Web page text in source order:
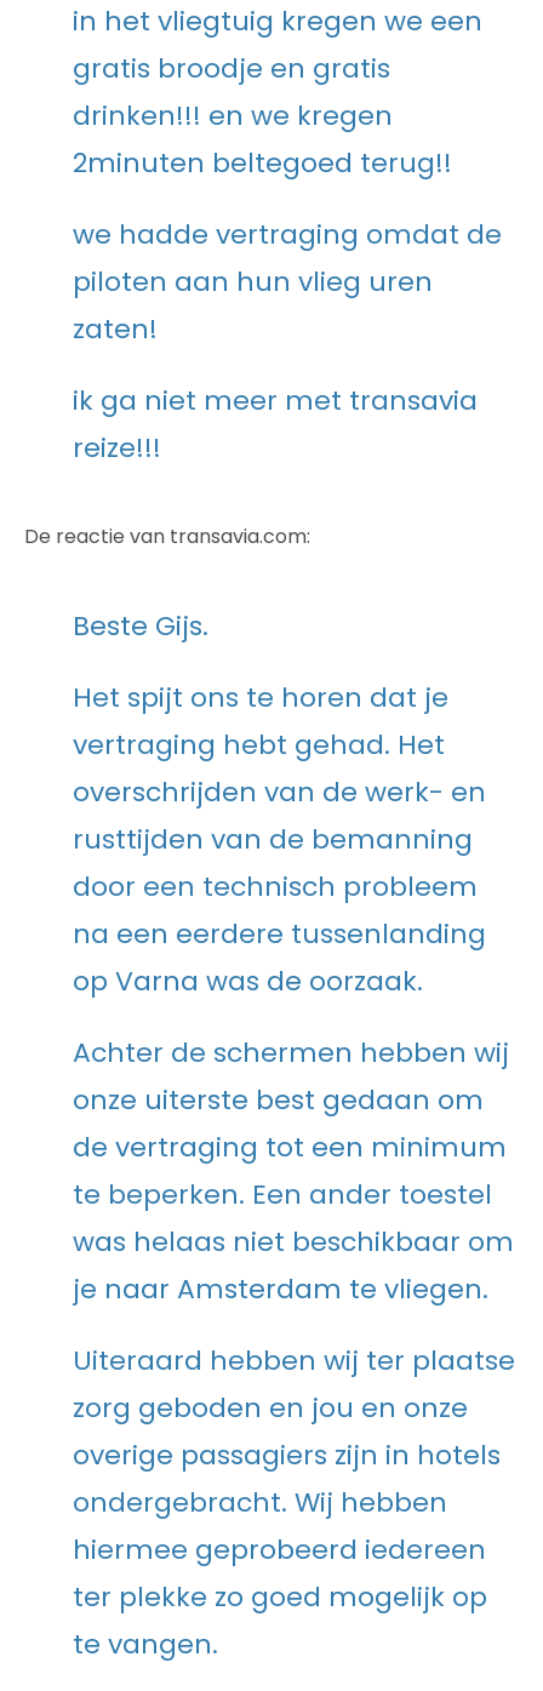
in het vliegtuig kregen we een
gratis broodje en gratis
drinken!!! en we kregen
2minuten beltegoed terug!!
we hadde vertraging omdat de
piloten aan hun vlieg uren
zaten!
ik ga niet meer met transavia
reize!!!
De reactie van transavia.com:
Beste Gijs.
Het spijt ons te horen dat je
vertraging hebt gehad. Het
overschrijden van de werk- en
rusttijden van de bemanning
door een technisch probleem
na een eerdere tussenlanding
op Varna was de oorzaak.
Achter de schermen hebben wij
onze uiterste best gedaan om
de vertraging tot een minimum
te beperken. Een ander toestel
was helaas niet beschikbaar om
je naar Amsterdam te vliegen.
Uiteraard hebben wij ter plaatse
zorg geboden en jou en onze
overige passagiers zijn in hotels
ondergebracht. Wij hebben
hiermee geprobeerd iedereen
ter plekke zo goed mogelijk op
te vangen.